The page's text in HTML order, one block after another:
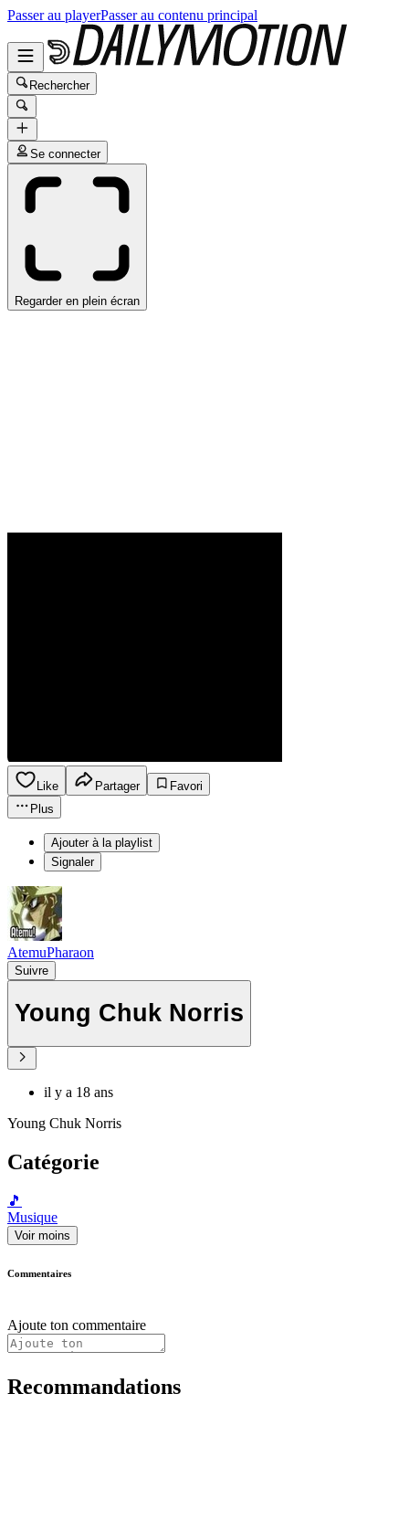
Passer au playerPasser au contenu principal
Rechercher
Se connecter
Regarder en plein écran
Like Partager
Favori
Plus
Ajouter à la playlist
Signaler
AtemuPharaon
Suivre
Young Chuk Norris
il y a 18 ans
Young Chuk Norris
Catégorie
🎵
Musique
Voir moins
Commentaires
Ajoute ton commentaire
Recommandations